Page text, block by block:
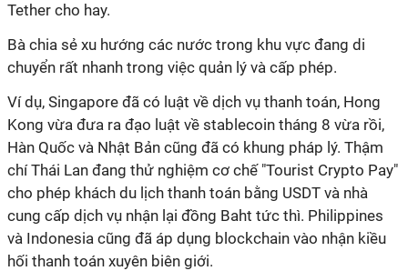
Tether cho hay.
Bà chia sẻ xu hướng các nước trong khu vực đang di
chuyển rất nhanh trong việc quản lý và cấp phép.
Ví dụ, Singapore đã có luật về dịch vụ thanh toán, Hong
Kong vừa đưa ra đạo luật về stablecoin tháng 8 vừa rồi,
Hàn Quốc và Nhật Bản cũng đã có khung pháp lý. Thậm
chí Thái Lan đang thử nghiệm cơ chế "Tourist Crypto Pay"
cho phép khách du lịch thanh toán bằng USDT và nhà
cung cấp dịch vụ nhận lại đồng Baht tức thì. Philippines
và Indonesia cũng đã áp dụng blockchain vào nhận kiều
hối thanh toán xuyên biên giới.